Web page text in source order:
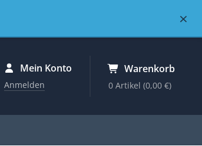
×
Mein Konto
Anmelden
Warenkorb
0 Artikel(0,00 €)